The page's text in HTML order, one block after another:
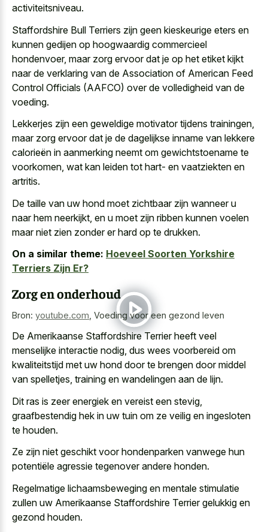
activiteitsniveau.
Staffordshire Bull Terriers zijn geen kieskeurige eters en
kunnen gedijen op hoogwaardig commercieel
hondenvoer, maar zorg ervoor dat je op het etiket kijkt
naar de verklaring van de Association of American Feed
Control Officials (AAFCO) over de volledigheid van de
voeding.
Lekkerjes zijn een geweldige motivator tijdens trainingen,
maar zorg ervoor dat je de dagelijkse inname van lekkere
calorieën in aanmerking neemt om gewichtstoename te
voorkomen, wat kan leiden tot hart- en vaatziekten en
artritis.
De taille van uw hond moet zichtbaar zijn wanneer u
naar hem neerkijkt, en u moet zijn ribben kunnen voelen
maar niet zien zonder er hard op te drukken.
On a similar theme: Hoeveel Soorten Yorkshire
Terriers Zijn Er?
Zorg en onderhoud
Bron: youtube.com Voeding voor een gezond leven
De Amerikaanse Staffordshire Terrier heeft veel
menselijke interactie nodig, dus wees voorbereid om
kwaliteitstijd met uw hond door te brengen door middel
van spelletjes, training en wandelingen aan de lijn.
Dit ras is zeer energiek en vereist een stevig,
graafbestendig hek in uw tuin om ze veilig en ingesloten
te houden.
Ze zijn niet geschikt voor hondenparken vanwege hun
potentiële agressie tegenover andere honden.
Regelmatige lichaamsbeweging en mentale stimulatie
zullen uw Amerikaanse Staffordshire Terrier gelukkig en
gezond houden.